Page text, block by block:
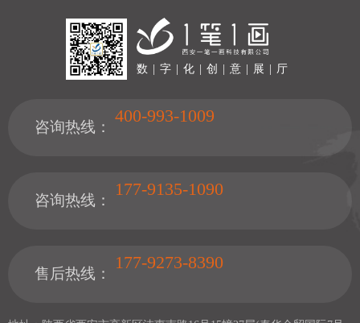
数 | 字 | 化 | 创 | 意 | 展 | 厅
咨询热线：
400-993-1009
咨询热线：
177-9135-1090
售后热线：
177-9273-8390